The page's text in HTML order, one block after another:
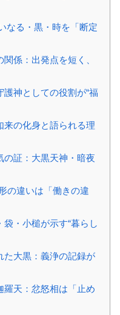
なる・黒・時を「断定
係：出発点を短く、
神としての役割が“福
来の化身と語られる理
の証：大黒天神・暗夜
の違いは「働きの違
・小槌が示す“暮らし
た大黒：義浄の記録が
羅天：忿怒相は「止め